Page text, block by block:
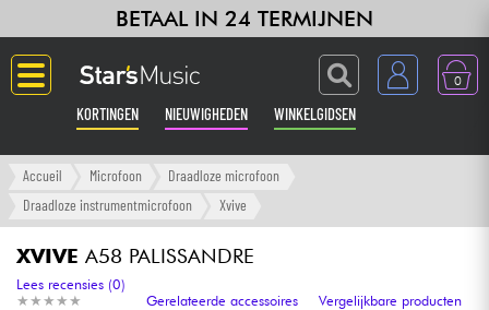
BETAAL IN 24 TERMIJNEN
0
KORTINGEN NIEUWIGHEDEN WINKELGIDSEN
Langue
Versterker & Effecten
Accueil Microfoon
Draadloze microfoon
Draadloze instrumentmicrofoon
Xvive
XVIVE A58 PALISSANDRE
★ ★ ★ ★ ★
★ ★ ★ ★ ★
Lees recensies (0)
Gerelateerde accessoires
Vergelijkbare producten